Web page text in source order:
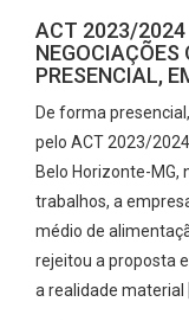
ACT 2023/2024
NEGOCIAÇÕES
PRESENCIAL,
De forma
pelo ACT 2023/2024
Belo Horizonte-MG,
trabalhos, a
médio de
rejeitou a proposta
a realidade material